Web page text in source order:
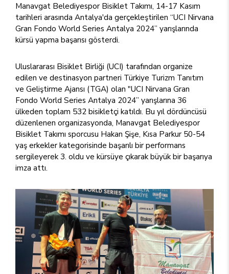
Manavgat Belediyespor Bisiklet Takımı, 14-17 Kasım
tarihleri arasında Antalya'da gerçekleştirilen “UCI Nirvana
Gran Fondo World Series Antalya 2024” yarışlarında
kürsü yapma başarısı gösterdi.
Uluslararası Bisiklet Birliği (UCI) tarafından organize
edilen ve destinasyon partneri Türkiye Turizm Tanıtım
ve Geliştirme Ajansı (TGA) olan "UCI Nirvana Gran
Fondo World Series Antalya 2024” yarışlarına 36
ülkeden toplam 532 bisikletçi katıldı. Bu yıl dördüncüsü
düzenlenen organizasyonda, Manavgat Belediyespor
Bisiklet Takımı sporcusu Hakan Şişe, Kısa Parkur 50-54
yaş erkekler kategorisinde başarılı bir performans
sergileyerek 3. oldu ve kürsüye çıkarak büyük bir başarıya
imza attı.